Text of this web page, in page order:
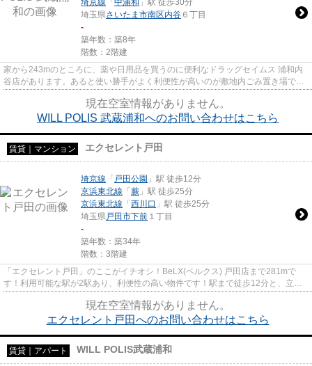
埼京線 「 中浦和 」駅 徒歩30分
埼玉県さいたま市南区内谷 ６丁目
-
築年数：築8年
階数：2階建
家から243mのところに、薬や日用品を買うのに便利なドラッグセイムス 浦和内
谷店があります。あると使い勝手がよく利便性が高いのが敷地内ごみ置き場で
現在空室情報がありません。
WILL POLIS 武蔵浦和へのお問い合わせはこちら
賃貸｜マンション エクセレント戸田
埼京線 「 戸田公園 」駅 徒歩12分
京浜東北線 「 蕨 」駅 徒歩25分
京浜東北線 「 西川口 」駅 徒歩25分
埼玉県戸田市下前 １丁目
-
築年数：築34年
階数：3階建
「エクセレント戸田」のここがイチオシ！BeLX(ベルクス) 戸田店まで281mで
す！利用可能な駅が2駅あり、利便性の高い物件です！駅まで徒歩12分と、立地
現在空室情報がありません。
エクセレント戸田へのお問い合わせはこちら
賃貸｜アパート WILL POLIS武蔵浦和